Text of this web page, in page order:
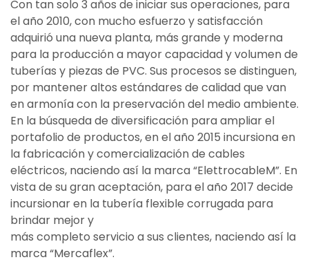
Con tan solo 3 años de iniciar sus operaciones, para
el año 2010, con mucho esfuerzo y satisfacción
adquirió una nueva planta, más grande y moderna
para la producción a mayor capacidad y volumen de
tuberías y piezas de PVC. Sus procesos se distinguen,
por mantener altos estándares de calidad que van
en armonía con la preservación del medio ambiente.
En la búsqueda de diversificación para ampliar el
portafolio de productos, en el año 2015 incursiona en
la fabricación y comercialización de cables
eléctricos, naciendo así la marca “ElettrocableM”. En
vista de su gran aceptación, para el año 2017 decide
incursionar en la tubería flexible corrugada para
brindar mejor y
más completo servicio a sus clientes, naciendo así la
marca “Mercaflex”.